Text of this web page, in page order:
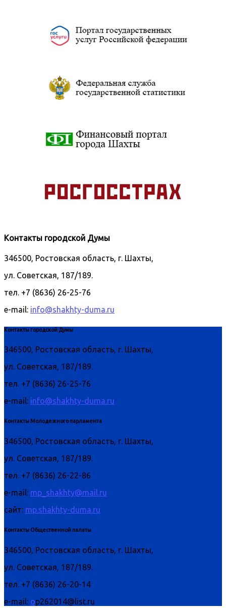
Контакты городской Думы
346500, Ростовская область, г. Шахты,
ул. Советская, 187/189.
тел. +7 (8636) 26-25-76
e-mail: info@shakhty-duma.ru
Контакты городской Думы
346500, Ростовская область, г. Шахты,
ул. Советская, 187/189.
тел. +7 (8636) 26-25-76
e-mail: info@shakhty-duma.ru
Контакты Молодежного парламента
346500, Ростовская область, г. Шахты,
ул. Советская, 187/189.
тел. +7 (8636) 26-22-86
e-mail: mp_shakhty@mail.ru
сайт: mp.shakhty-duma.ru
Контакты Общественной палаты
346500, Ростовская область, г. Шахты,
ул. Советская, 187/189.
тел. +7 (8636) 26-20-14
e-mail: op262014@list.ru